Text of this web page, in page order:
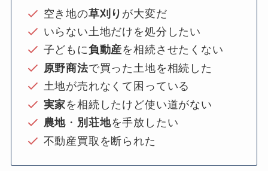
空き地の草刈り が大変だ
いらない土地だけを処分したい
子どもに負動産を相続させたくない
原野商法で買った土地を相続した
土地が売れなくて困っている
実家を相続したけど使い道がない
農地 ・ 別荘地を手放したい
不動産買取を断られた